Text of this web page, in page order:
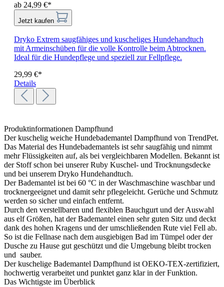
ab 24,99 €*
Jetzt kaufen
Dryko Extrem saugfähiges und kuscheliges Hundehandtuch
mit Armeinschüben für die volle Kontrolle beim Abtrocknen.
Ideal für die Hundepflege und speziell zur Fellpflege.
29,99 €*
Details
Produktinformationen Dampfhund
Der kuschelig weiche Hundebademantel Dampfhund von TrendPet.
Das Material des Hundebademantels ist sehr saugfähig und nimmt
mehr Flüssigkeiten auf, als bei vergleichbaren Modellen. Bekannt ist
der Stoff schon bei unserer Ruby Kuschel- und Trocknungsdecke
und bei unserem Dryko Hundehandtuch.
Der Bademantel ist bei 60 °C in der Waschmaschine waschbar und
trocknergeeignet und damit sehr pflegeleicht. Gerüche und Schmutz
werden so sicher und einfach entfernt.
Durch den verstellbaren und flexiblen Bauchgurt und der Auswahl
aus elf Größen, hat der Bademantel einen sehr guten Sitz und deckt
dank des hohen Kragens und der umschließenden Rute viel Fell ab.
So ist die Fellnase nach dem ausgiebigen Bad im Tümpel oder der
Dusche zu Hause gut geschützt und die Umgebung bleibt trocken
und sauber.
Der kuschelige Bademantel Dampfhund ist OEKO-TEX-zertifiziert,
hochwertig verarbeitet und punktet ganz klar in der Funktion.
Das Wichtigste im Überblick